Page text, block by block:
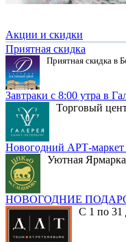
Акции и скидки
Приятная скидка
Приятная скидка в
Завтраки с 8:00 утра в
Торговый
Новогодний АРТ-маркет
Уютная Ярмарка
НОВОГОДНИЕ
С 1 по 31